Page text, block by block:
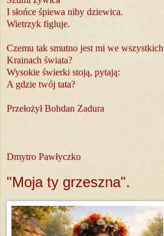
I słońce śpiewa niby dziewica.
Wietrzyk figluje.
Czemu tak smutno jest mi we wszystkich
Krainach świata?
Wysokie świerki stoją, pytają:
A gdzie twój tata?
Przełożył Bohdan Zadura
Dmytro Pawłyczko
"Moja ty grzeszna".